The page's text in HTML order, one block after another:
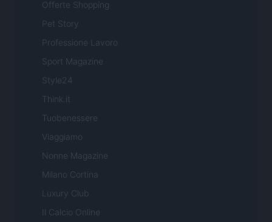
Offerte Shopping
Pet Story
Professione Lavoro
Sport Magazine
Style24
Think.it
Tuobenessere
Viaggiamo
Nonne Magazine
Milano Cortina
Luxury Club
Il Calcio Online